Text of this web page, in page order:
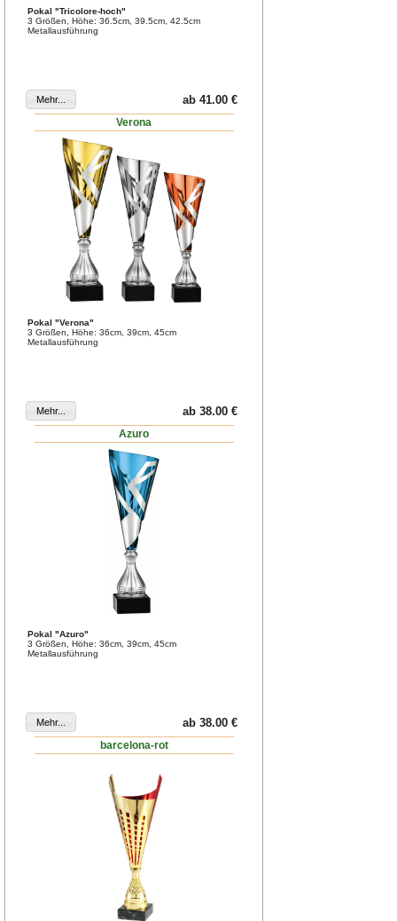
Pokal "Tricolore-hoch"
3 Größen, Höhe: 36.5cm, 39.5cm, 42.5cm
Metallausführung
ab 41.00 €
Verona
Pokal "Verona"
3 Größen, Höhe: 36cm, 39cm, 45cm
Metallausführung
ab 38.00 €
Azuro
Pokal "Azuro"
3 Größen, Höhe: 36cm, 39cm, 45cm
Metallausführung
ab 38.00 €
barcelona-rot